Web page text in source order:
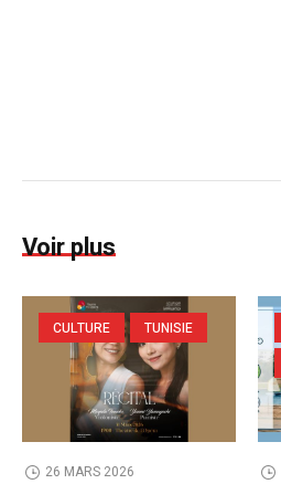
Voir plus
CULTURE TUNISIE
26 MARS 2026